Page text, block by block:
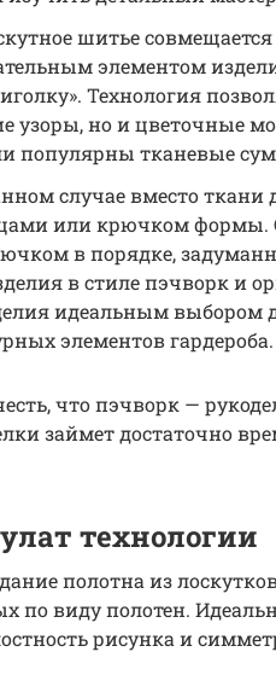
шитье
элементом
Технология
узоры, но и цветочные
популярны тканевые
случае вместо ткани
или крючком формы.
в порядке,
в стиле пэчворк и
идеальным выбором
элементов гардероба.
что пэчворк —
займет достаточно
технологии
полотна из
по виду полотен.
рисунка и